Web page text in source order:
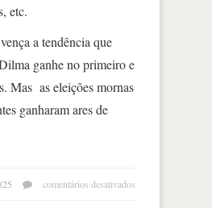
etc.
a tendência que
ganhe no primeiro e
Mas as eleições mornas
ganharam ares de
comentários desativados